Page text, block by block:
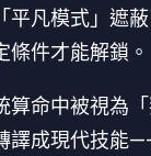
平凡模式」遮
件才能解鎖。
算命中被視為
譯成現代技能